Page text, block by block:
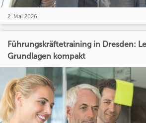
2. Mai 2026
Führungskräftetraining in Dresden:
Grundlagen kompakt